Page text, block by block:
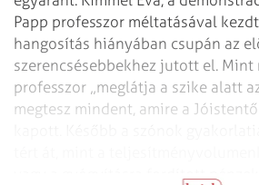
Papp professzor méltatásával
hangosítás hiányában csupán az
szerencsésebbekhez jutott el. Mint
professzor „meglátja a szike alatt
megtesz mindent, amire a